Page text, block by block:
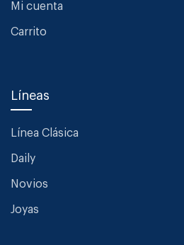
Mi cuenta
Carrito
Líneas
Línea Clásica
Daily
Novios
Joyas